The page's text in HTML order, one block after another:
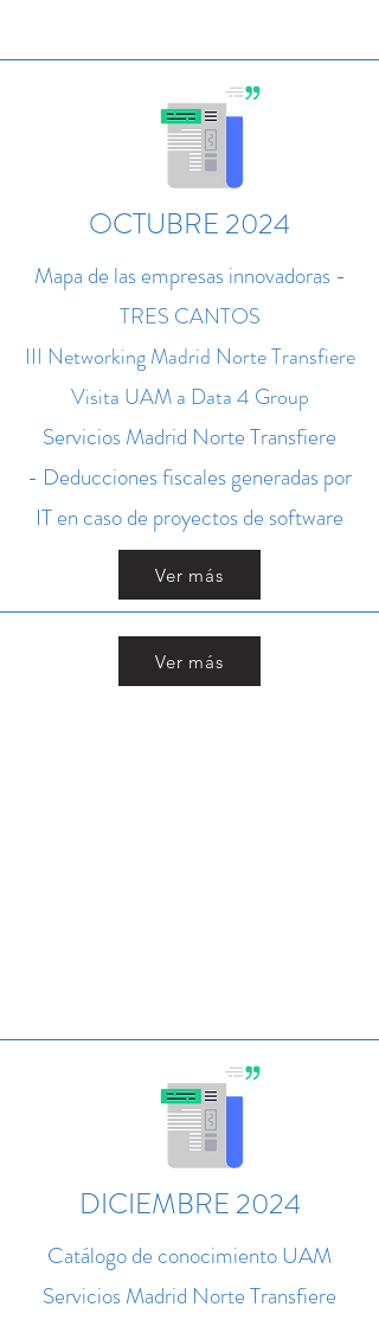
OCTUBRE 2024
Mapa de las empresas innovadoras -
TRES CANTOS
III Networking Madrid Norte Transfiere
Visita UAM a Data 4 Group
Servicios Madrid Norte Transfiere
- Deducciones fiscales generadas por
IT en caso de proyectos de software
Ver más
Ver más
DICIEMBRE 2024
Catálogo de conocimiento UAM
Servicios Madrid Norte Transfiere